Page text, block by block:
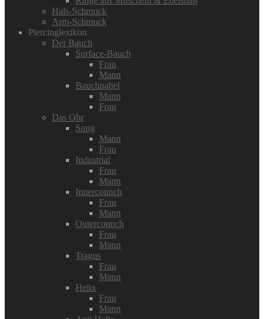
Hals-Schmuck
Arm-Schmuck
Piercinglexikon
Der Bauch
Surface-Bauch
Frau
Mann
Bauchnabel
Mann
Frau
Das Ohr
Snug
Mann
Frau
Industrial
Frau
Mann
Innercounch
Frau
Mann
Outercounch
Frau
Mann
Tragus
Frau
Mann
Helix
Frau
Mann